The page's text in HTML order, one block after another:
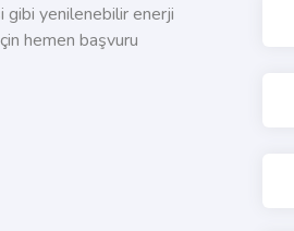
yenilenebilir enerji
hemen başvuru